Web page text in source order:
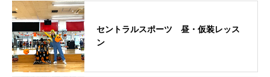
セントラルスポーツ 昼・仮装レッス
ン